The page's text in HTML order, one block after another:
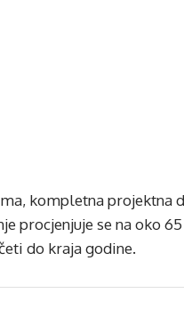
kompletna
procjenjuje se na oko
do kraja godine.